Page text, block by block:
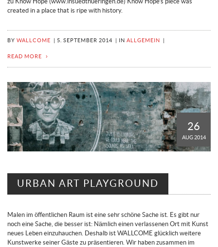
created in a place that is ripe with history.
BY WALLCOME 5. SEPTEMBER 2014 IN ALLGEMEIN
READ MORE
26
AUG 2014
URBAN ART PLAYGROUND
Malen im öffentlichen Raum ist eine sehr schöne Sache ist. Es gibt nur
noch eine Sache, die besser ist: Nämlich einen verlassenen Ort mit Kunst
neues Leben einzuhauchen. Deshalb ist WALLCOME glücklich weitere
Kunstwerke seiner Gäste zu präsentieren. Wir haben zusammen im